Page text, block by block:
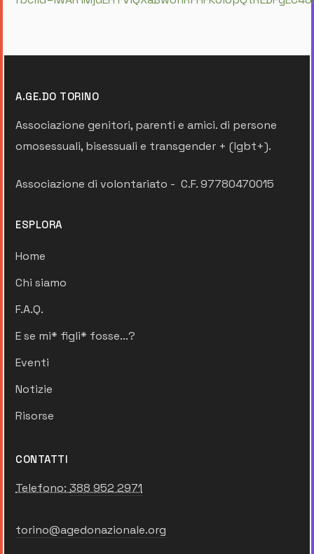
A.GE.DO TORINO
Associazione genitori, parenti e amici. di persone
omosessuali, bisessuali e transgender + (lgbt+).
Associazione di volontariato - C.F. 97780470015
ESPLORA
Home
Chi siamo
F.A.Q.
E se mi* figli* fosse...?
Eventi
Notizie
Risorse
CONTATTI
Telefono: 388 952 2971
torino@agedonazionale.org